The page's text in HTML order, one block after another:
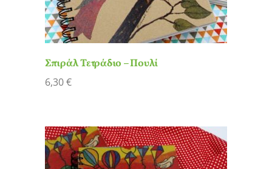
Σπιράλ Τετράδιο – Πουλί
6,30€